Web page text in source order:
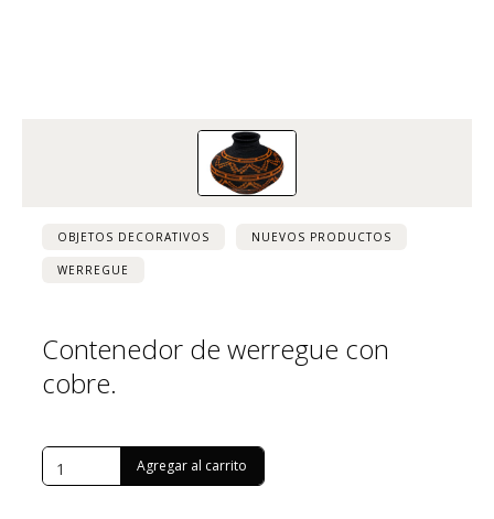
OBJETOS DECORATIVOS NUEVOS PRODUCTOS
WERREGUE
Contenedor de werregue con
cobre.